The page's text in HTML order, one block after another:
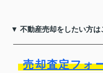
▼ 不動産売却をしたい方
売却査定フォ